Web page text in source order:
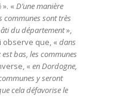
». « D’une manière
communes sont très
du département»,
que, « dans
bas, les communes
« en Dordogne,
y seront
cela défavorise le